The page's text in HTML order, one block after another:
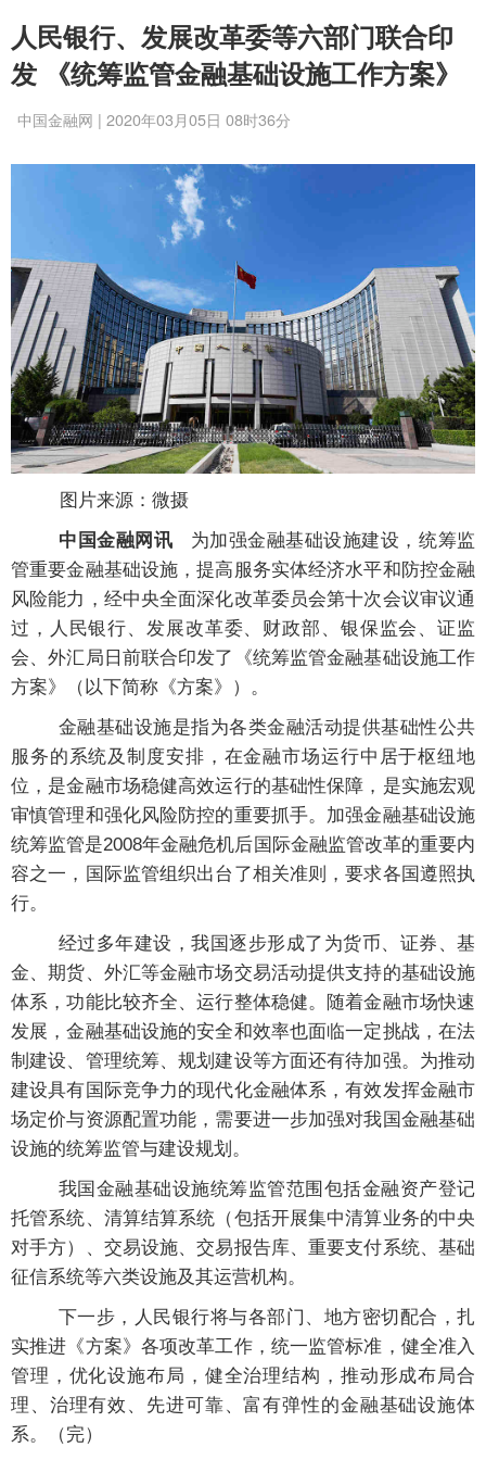
人民银行、发展改革委等六部门联合印
发 《统筹监管金融基础设施工作方案》
中国金融网 | 2020年03月05日 08时36分
图片来源：微摄
中国金融网讯
为加强金融基础设施建设，统筹监
管重要金融基础设施，提高服务实体经济水平和防控金融
风险能力，经中央全面深化改革委员会第十次会议审议通
过，人民银行、发展改革委、财政部、银保监会、证监
会、外汇局日前联合印发了《统筹监管金融基础设施工作
方案》（以下简称《方案》）。
金融基础设施是指为各类金融活动提供基础性公共
服务的系统及制度安排，在金融市场运行中居于枢纽地
位，是金融市场稳健高效运行的基础性保障，是实施宏观
审慎管理和强化风险防控的重要抓手。加强金融基础设施
统筹监管是2008年金融危机后国际金融监管改革的重要内
容之一，国际监管组织出台了相关准则，要求各国遵照执
行。
经过多年建设，我国逐步形成了为货币、证券、基
金、期货、外汇等金融市场交易活动提供支持的基础设施
体系，功能比较齐全、运行整体稳健。随着金融市场快速
发展，金融基础设施的安全和效率也面临一定挑战，在法
制建设、管理统筹、规划建设等方面还有待加强。为推动
建设具有国际竞争力的现代化金融体系，有效发挥金融市
场定价与资源配置功能，需要进一步加强对我国金融基础
设施的统筹监管与建设规划。
我国金融基础设施统筹监管范围包括金融资产登记
托管系统、清算结算系统（包括开展集中清算业务的中央
对手方）、交易设施、交易报告库、重要支付系统、基础
征信系统等六类设施及其运营机构。
下一步，人民银行将与各部门、地方密切配合，扎
实推进《方案》各项改革工作，统一监管标准，健全准入
管理，优化设施布局，健全治理结构，推动形成布局合
理、治理有效、先进可靠、富有弹性的金融基础设施体
系。（完）